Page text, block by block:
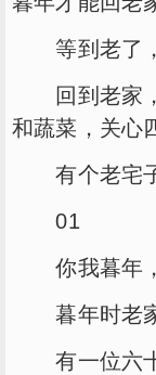
等到老了，
回到老家，
和蔬菜，关心
有个老宅子
01
你我暮年，
暮年时老家
有一位六十